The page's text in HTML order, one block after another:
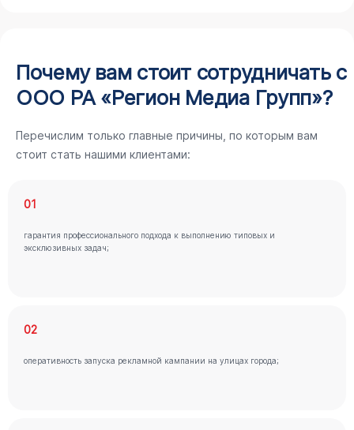
Почему вам стоит сотрудничать с
ООО РА «Регион Медиа Групп»?
Перечислим только главные причины, по которым вам
стоит стать нашими клиентами:
01
гарантия профессионального подхода к выполнению типовых и
эксклюзивных задач;
02
оперативность запуска рекламной кампании на улицах города;